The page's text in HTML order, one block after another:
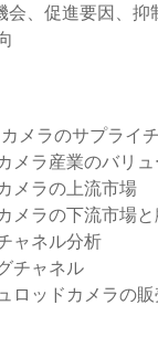
会、促進要因、抑
メラのサプライ
メラ産業のバリ
メラの上流市場
メラの下流市場
ャネル分析
ャネル
ッドカメラの販